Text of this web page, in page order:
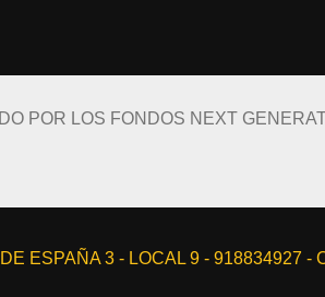
POR LOS FONDOS NEXT
ESPAÑA 3 - LOCAL 9 - 918834927 -